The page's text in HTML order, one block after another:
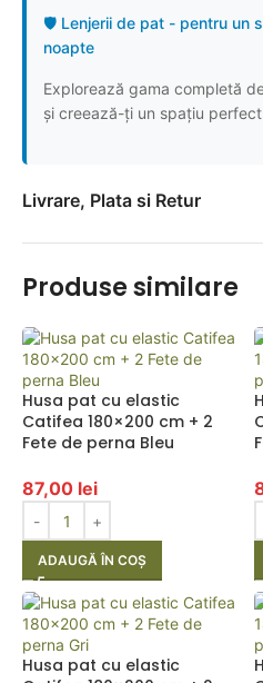
🛡️ Lenjerii de pat - pentru un
noapte
Explorează gama completă
și creează-ți un spațiu
Livrare, Plata si Retur
Produse similare
Husa pat cu elastic
Catifea 180×200 cm + 2
Fete de perna Bleu
87,00 lei
ADAUGĂ ÎN COȘ
Husa pat cu elastic